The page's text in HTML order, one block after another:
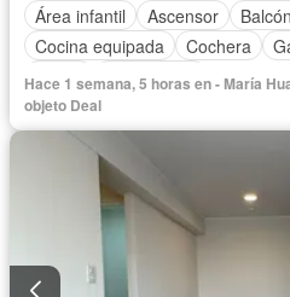
Área infantil
Ascensor Balcón
Cocina equipada
Cochera
Jardín
Sin amoblar
Hace 1 semana, 5 horas en - María
objeto Deal